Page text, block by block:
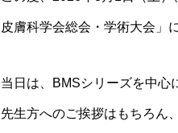
皮膚科学会総会・学術大会」
当日は、BMSシリーズを中心
先生方へのご挨拶はもちろん